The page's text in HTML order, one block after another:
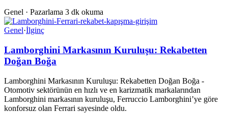
Genel · Pazarlama 3 dk okuma
Genel·İlginç
Lamborghini Markasının Kuruluşu: Rekabetten
Doğan Boğa
Lamborghini Markasının Kuruluşu: Rekabetten Doğan Boğa -
Otomotiv sektörünün en hızlı ve en karizmatik markalarından
Lamborghini markasının kuruluşu, Ferruccio Lamborghini’ye göre
konforsuz olan Ferrari sayesinde oldu.